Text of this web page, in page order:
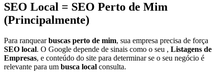
SEO Local = SEO Perto de Mim
(Principalmente)
Para ranquearbuscas perto de mim, sua empresa precisa de força
SEO local. O Google depende de sinais como o seu , Listagens de
Empresas, e conteúdo do site para determinar se o seu negócio é
relevante para um busca local consulta.